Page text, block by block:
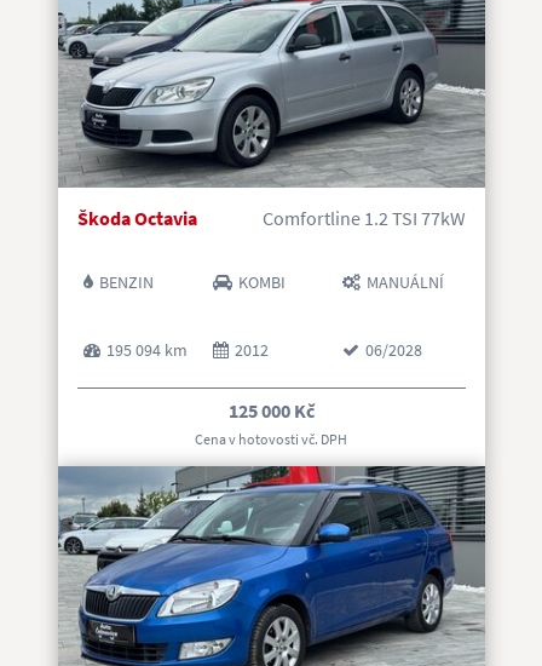
Škoda Octavia Comfortline 1.2 TSI 77kW
BENZIN KOMBI MANUÁLNÍ
195 094 km 2012 06/2028
125 000 Kč
Cena v hotovosti vč. DPH